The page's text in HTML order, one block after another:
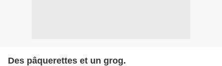
Des pâquerettes et un grog.